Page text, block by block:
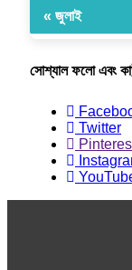
« জুলাই
সোশ্যাল ফলো এবং
Twitter